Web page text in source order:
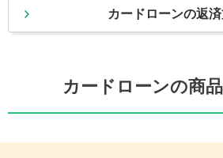
カードローンの返
カードローンの商